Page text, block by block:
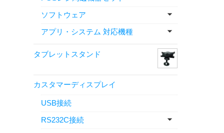
ソフトウェア
アプリ・システム 対応機種
タブレットスタンド
カスタマーディスプレイ
USB接続
RS232C接続